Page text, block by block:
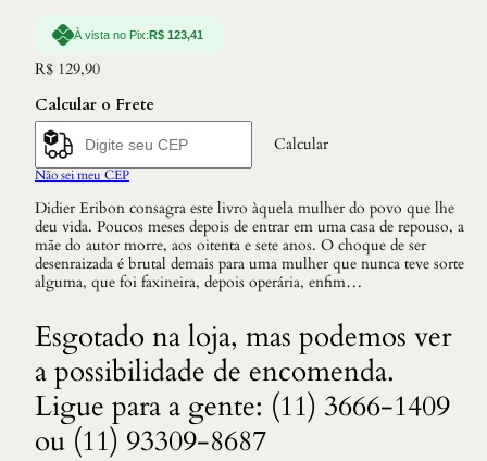
À vista no Pix:R$ 123,41
R$ 129,90
Calcular o Frete
Calcular
Não sei meu CEP
Didier Eribon consagra este livro àquela mulher do povo que lhe
deu vida. Poucos meses depois de entrar em uma casa de repouso, a
mãe do autor morre, aos oitenta e sete anos. O choque de ser
desenraizada é brutal demais para uma mulher que nunca teve sorte
alguma, que foi faxineira, depois operária, enfim…
Esgotado na loja, mas podemos ver
a possibilidade de encomenda.
Ligue para a gente: (11) 3666-1409
ou (11) 93309-8687